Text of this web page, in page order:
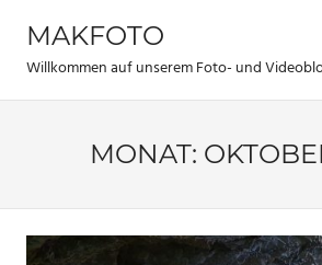
Inhalt
springen
MAKFOTO
Willkommen auf unserem Foto- und
MONAT: